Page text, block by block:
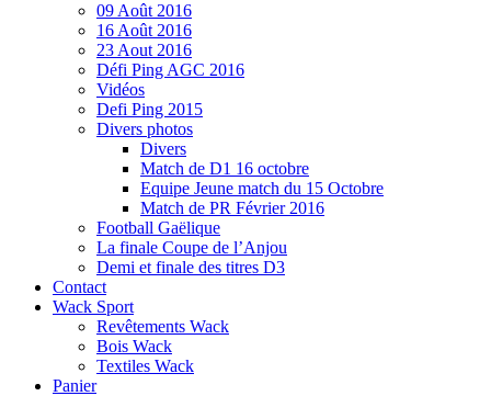
09 Août 2016
16 Août 2016
23 Aout 2016
Défi Ping AGC 2016
Vidéos
Defi Ping 2015
Divers photos
Divers
Match de D1 16 octobre
Equipe Jeune match du 15 Octobre
Match de PR Février 2016
Football Gaëlique
La finale Coupe de l’Anjou
Demi et finale des titres D3
Contact
Wack Sport
Revêtements Wack
Bois Wack
Textiles Wack
Panier